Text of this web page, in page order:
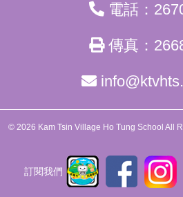
電話：
傳真：
© 2026 Kam Tsin Village Ho Tung School All
訂閱我們